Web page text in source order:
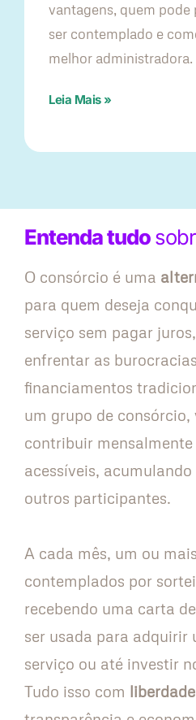
vantagens, quem pode
ser contemplado e
melhor administradora.
Leia Mais »
Entenda tudo
O consórcio é uma
para quem deseja
serviço sem pagar
enfrentar as
financiamentos
um grupo de consórcio,
contribuir
acessíveis,
outros participantes.
A cada mês, um ou
contemplados por
recebendo uma carta
ser usada para adquirir
serviço ou até investir
Tudo isso com